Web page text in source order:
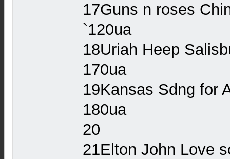
17Guns n roses
`120ua
18Uriah Heep
170ua
19Kansas Sdng for
180ua
20
21Elton John Love